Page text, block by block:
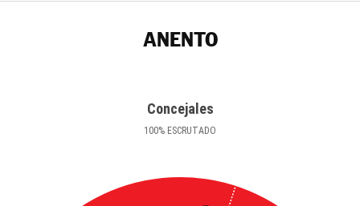
ANENTO
Concejales
100% ESCRUTADO